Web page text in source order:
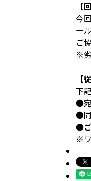
【
今
ー
ご
※
【
下
●
●同
●ご
※